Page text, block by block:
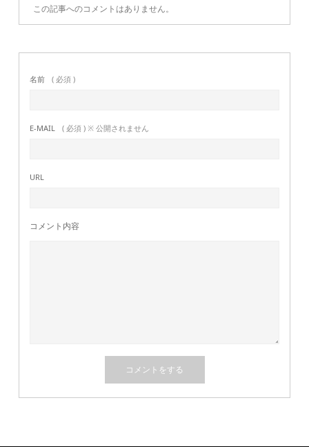
この記事へのコメントはありません。
名前 ( 必須 )
E-MAIL ( 必須 ) ※ 公開されません
URL
コメント内容